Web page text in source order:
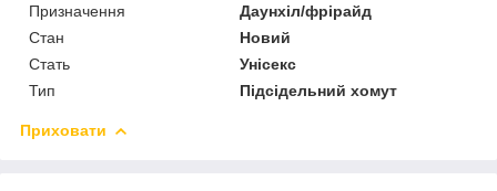
Призначення
Даунхіл/фрірайд
Стан
Новий
Стать
Унісекс
Тип
Підсідельний хомут
Приховати